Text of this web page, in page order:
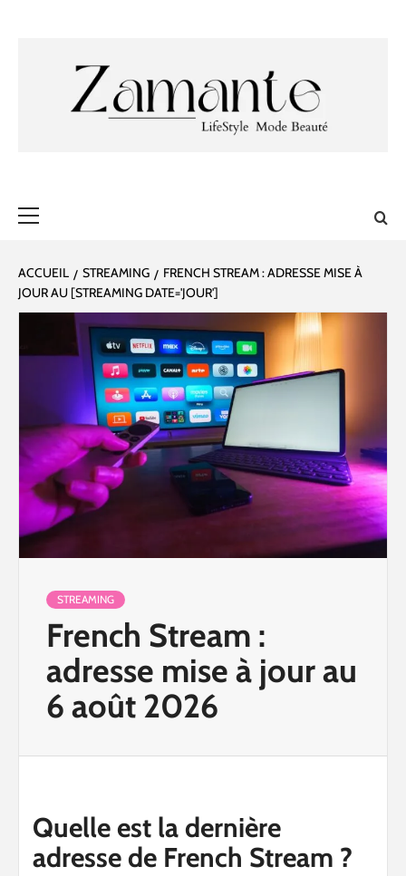
ACCUEIL STREAMING
FRENCH STREAM : ADRESSE MISE À
JOUR AU [STREAMING DATE='JOUR']
STREAMING
French Stream :
adresse mise à jour au
6 août 2026
Quelle est la dernière
adresse de French Stream ?